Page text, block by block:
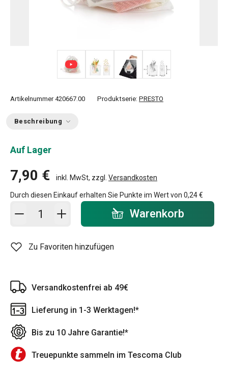
Artikelnummer 420667.00 Produktserie: PRESTO
Beschreibung
Auf Lager
7,90 € inkl. MwSt, zzgl. Versandkosten
Durch diesen Einkauf erhalten Sie Punkte im Wert von 0,24 €
In den Warenkorb - Menge Warenkorb
Zu Favoriten hinzufügen
Versandkostenfrei ab 49€
Lieferung in 1-3 Werktagen!*
Bis zu 10 Jahre Garantie!*
Treuepunkte sammeln im Tescoma Club